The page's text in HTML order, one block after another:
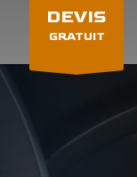
DEVIS
GRATUIT